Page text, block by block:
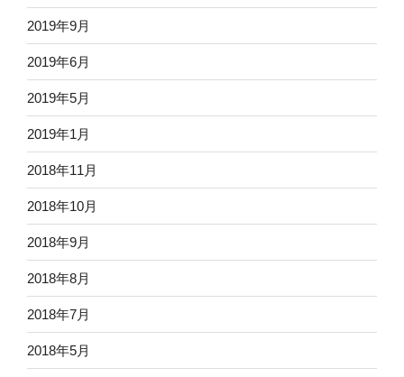
2019年9月
2019年6月
2019年5月
2019年1月
2018年11月
2018年10月
2018年9月
2018年8月
2018年7月
2018年5月